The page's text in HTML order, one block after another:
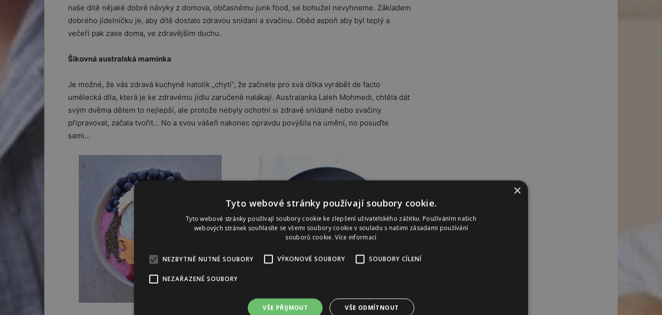
naše dítě nějaké dobré návyky z domova, občasnému junk food, se bohužel nevyhneme. Základem
dobrého jídelníčku je, aby dítě dostalo zdravou snídani a svačinu. Oběd aspoň aby byl teplý a
večeři pak zase doma, ve zdravějším duchu.
Šikovná australská maminka
Je možné, že vás zdravá kuchyně natolik „chytí“, že začnete pro svá dítka vyrábět de facto
umělecká díla, která je ke zdravému jídlu zaručeně nalákají. Australanka Laleh Mohmedi, chtěla dát
svým dvěma dětem to nejlepší, ale protože nebyly ochotni si zdravé snídaně nebo svačiny
připravovat, začala tvořit… No a svou vášeň nakonec opravdu povýšila na umění, no posuďte
sami…
×
Tyto webové stránky používají soubory cookie.
Tyto webové stránky používají soubory cookie ke zlepšení uživatelského zážitku. Používáním našich
webových stránek souhlasíte se všemi soubory cookie v souladu s našimi zásadami používání
souborů cookie.Více informací
NEZBYTNĚ NUTNÉ SOUBORY VÝKONOVÉ SOUBORY SOUBORY CÍLENÍ
NEZAŘAZENÉ SOUBORY
VŠE PŘIJMOUT VŠE ODMÍTNOUT